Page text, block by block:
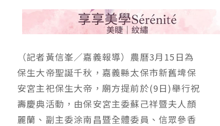
（記者黃信峯／嘉義報導）農曆3月15日為
保生大帝聖誕千秋，嘉義縣太保市新舊埤保
安宮主祀保生大帝，廟方提前於(9日)舉行祝
壽慶典活動，由保安宮主委蘇己祥暨夫人顏
麗蘭、副主委涂南昌暨全體委員、信眾參香